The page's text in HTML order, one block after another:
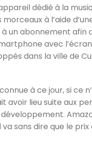
dédié à la
à l’aide
un abonnement afin
avec
dans la ville de
à ce jour, si ce
avoir lieu suite aux
sans dire que le